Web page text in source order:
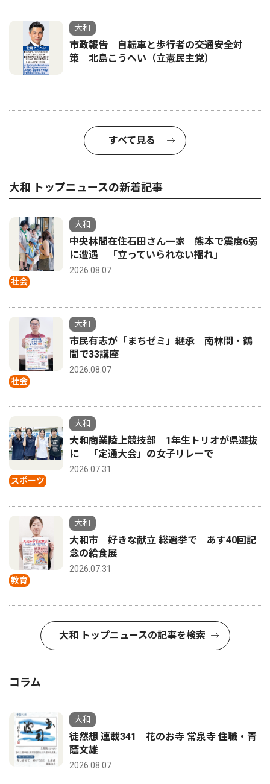
大和
市政報告 自転車と歩行者の交通安全対
策 北島こうへい（立憲民主党）
すべて見る
大和 トップニュースの新着記事
社会
大和
中央林間在住石田さん一家 熊本で震度6弱
に遭遇 「立っていられない揺れ」
2026.08.07
社会
大和
市民有志が「まちゼミ」継承 南林間・鶴
間で33講座
2026.08.07
スポーツ
大和
大和商業陸上競技部 1年生トリオが県選抜
に 「定通大会」の女子リレーで
2026.07.31
教育
大和
大和市 好きな献立 総選挙で あす40回記
念の給食展
2026.07.31
大和 トップニュースの記事を検索
コラム
大和
徒然想 連載341 花のお寺 常泉寺 住職・青
蔭文雄
2026.08.07